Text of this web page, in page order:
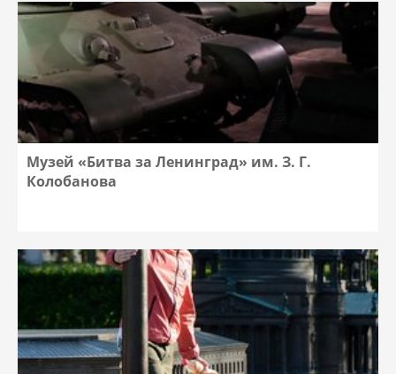
Музей «Битва за Ленинград» им. З. Г.
Колобанова